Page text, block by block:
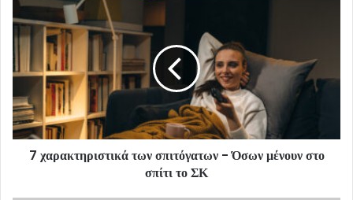
7 χαρακτηριστικά των σπιτόγατων - Όσων μένουν στο
σπίτι το ΣΚ